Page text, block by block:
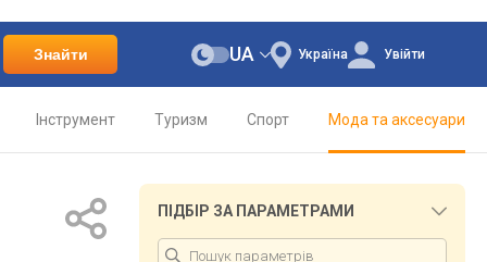
Знайти Україна
UA Увійти
Інструмент Туризм Спорт Мода та аксесуари
ПІДБІР ЗА ПАРАМЕТРАМИ